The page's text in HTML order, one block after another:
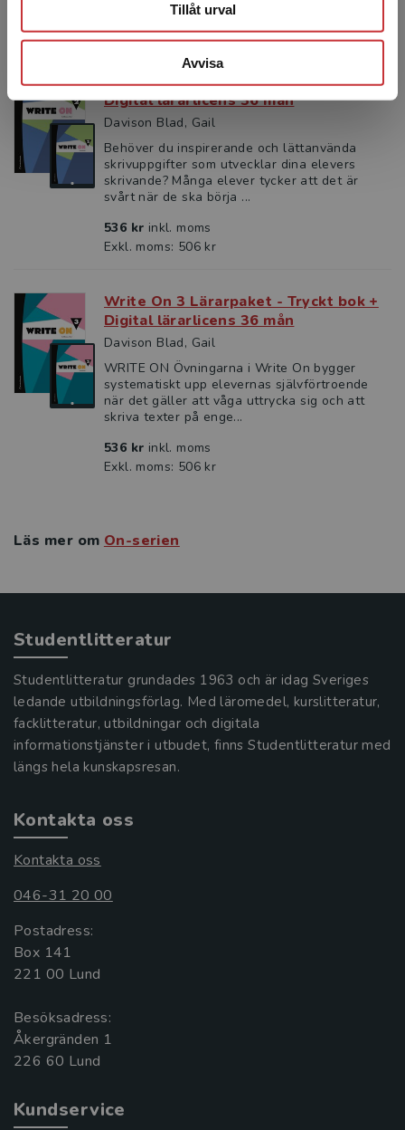
Tillåt urval
Avvisa
Exkl. moms: 506 kr
Write On 2 Lärarpaket - Tryckt bok +
Digital lärarlicens 36 mån
Davison Blad, Gail
Behöver du inspirerande och lättanvända
skrivuppgifter som utvecklar dina elevers
skrivande? Många elever tycker att det är
svårt när de ska börja ...
536 kr inkl. moms
Exkl. moms: 506 kr
Write On 3 Lärarpaket - Tryckt bok +
Digital lärarlicens 36 mån
Davison Blad, Gail
WRITE ON Övningarna i Write On bygger
systematiskt upp elevernas självförtroende
när det gäller att våga uttrycka sig och att
skriva texter på enge...
536 kr inkl. moms
Exkl. moms: 506 kr
Läs mer om On-serien
Studentlitteratur
Studentlitteratur grundades 1963 och är idag Sveriges
ledande utbildningsförlag. Med läromedel, kurslitteratur,
facklitteratur, utbildningar och digitala
informationstjänster i utbudet, finns Studentlitteratur med
längs hela kunskapsresan.
Kontakta oss
Kontakta oss
046-31 20 00
Postadress:
Box 141
221 00 Lund
Besöksadress:
Åkergränden 1
Kundservice